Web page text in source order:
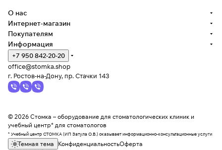
О нас
Интернет-магазин
Покупателям
Информация
+7 950 842-20-20
office@stomka.shop
г. Ростов-на-Дону, пр. Стачки 143
© 2026 Стомка – оборудование для стоматологических клиник и
учебный центр* для стоматологов
* Учебный центр СТОМКА (ИП Затула О.В.) оказывает информационно-консультационные услуги
Темная тема КонфиденциальностьОферта